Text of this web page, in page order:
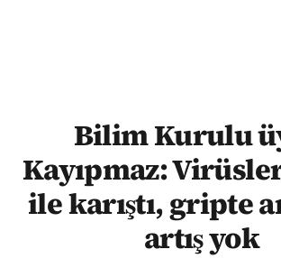
Bilim Kurulu
Kayıpmaz:
ile karıştı, gripte
artış yok